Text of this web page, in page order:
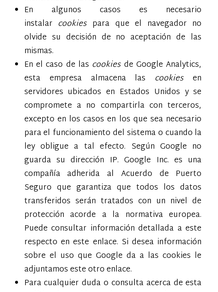
En algunos casos es necesario
instalar cookies para que el navegador no
olvide su decisión de no aceptación de las
mismas.
En el caso de las cookies de Google Analytics,
esta empresa almacena las
cookies
en
servidores ubicados en Estados Unidos y se
compromete a no compartirla con terceros,
excepto en los casos en los que sea necesario
para el funcionamiento del sistema o cuando la
ley obligue a tal efecto. Según Google no
guarda su dirección IP. Google Inc. es una
compañía adherida al Acuerdo de Puerto
Seguro que garantiza que todos los datos
transferidos serán tratados con un nivel de
protección acorde a la normativa europea.
Puede consultar información detallada a este
respecto en este enlace. Si desea información
sobre el uso que Google da a las cookies le
adjuntamos este otro enlace.
Para cualquier duda o consulta acerca de esta